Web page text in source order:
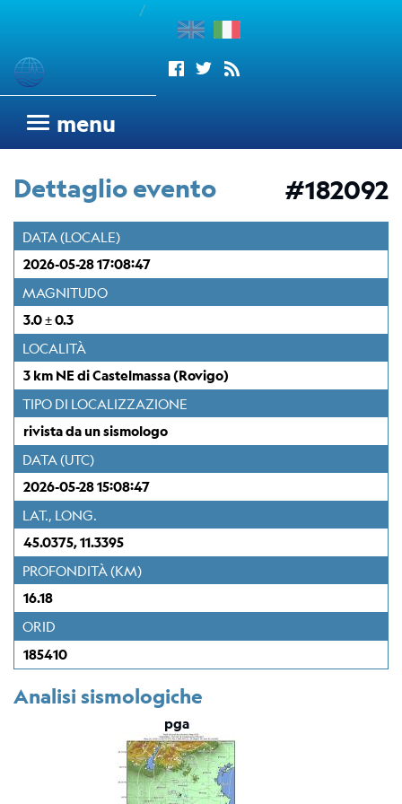
/
menu
Sismogrammi
sismometrica
OGS
Rete
Sismometrica
Italo-
Argentina
dell'OGS
Wood
Anderson
Trieste
Stazione
Everest
EvK2-
CNR
(EVN)
Rete
sismometrica
Per
sismologi
Dettaglio evento #182092
DATA (LOCALE)
2026-05-28 17:08:47
MAGNITUDO
3.0 ± 0.3
LOCALITÀ
3 km NE di Castelmassa (Rovigo)
TIPO DI LOCALIZZAZIONE
rivista da un sismologo
DATA (UTC)
2026-05-28 15:08:47
LAT., LONG.
45.0375, 11.3395
PROFONDITÀ (KM)
16.18
ORID
185410
Analisi sismologiche
pga